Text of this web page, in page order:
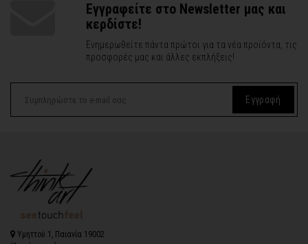
Εγγραφείτε στο Newsletter μας και
κερδίστε!
Ενημερωθείτε πάντα πρώτοι για τα νέα προϊόντα, τις
προσφορές μας και άλλες εκπλήξεις!
Εγγραφή
Υμηττού 1, Παιανία 19002